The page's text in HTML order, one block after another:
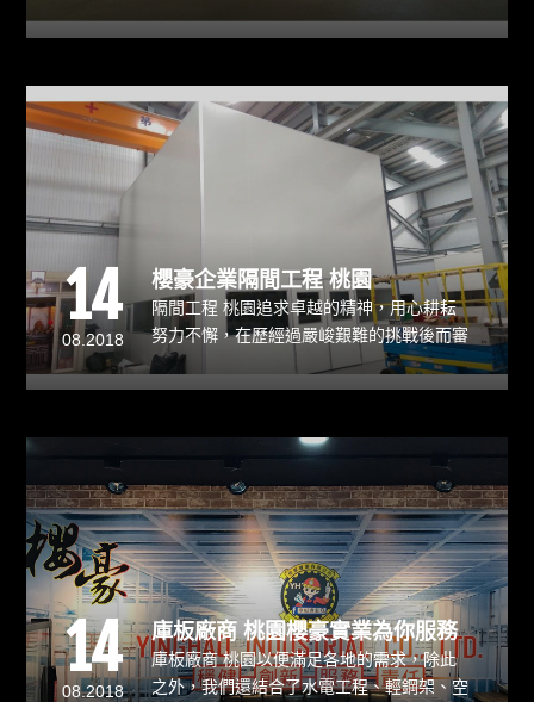
了，是否增加一點色彩在未來溫馨的辦公室
施工的細節。
14
08.2018
櫻豪企業隔間工程 桃園
隔間工程 桃園追求卓越的精神，用心耕耘
努力不懈，在歷經過嚴峻艱難的挑戰後而審
慎踏實，十年來致力於辦公室、公司隔間工
程，不停累積施工經驗，不斷精進技術與知
戶創造更高的附加價值，客戶的滿意是櫻豪
最大的榮燿。
14
08.2018
庫板廠商 桃園櫻豪實業為你服務
庫板廠商 桃園以便滿足各地的需求，除此
之外，我們還結合了水電工程、輕鋼架、空